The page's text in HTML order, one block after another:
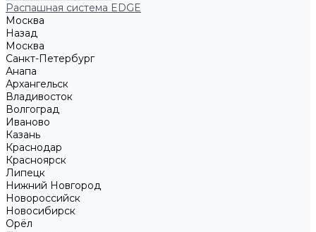
Распашная система EDGE
Москва
Назад
Москва
Санкт-Петербург
Анапа
Архангельск
Владивосток
Волгоград
Иваново
Казань
Краснодар
Красноярск
Липецк
Нижний Новгород
Новороссийск
Новосибирск
Орёл